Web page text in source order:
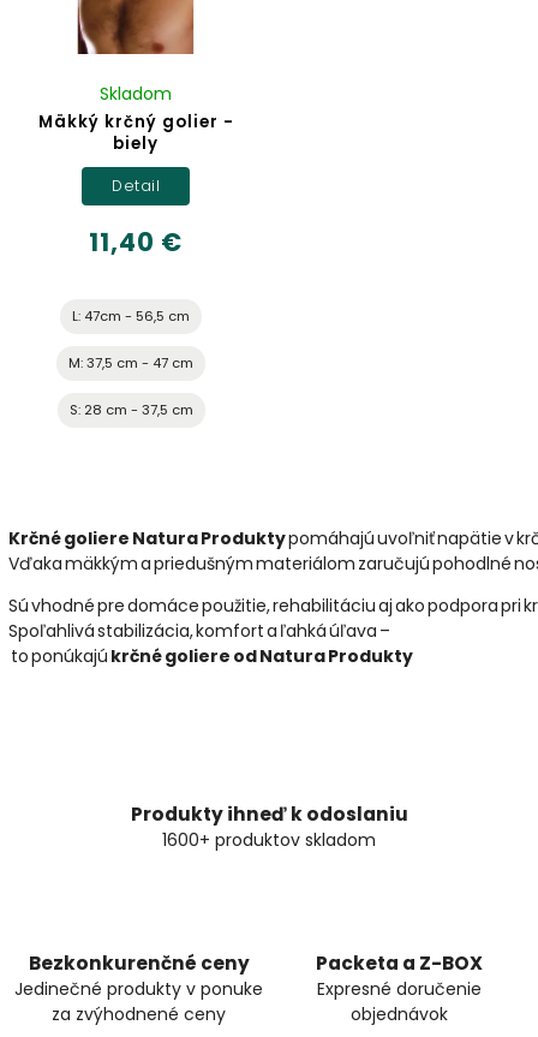
Mäkký krčný golier -
biely
Skladom
11,40 €
Detail
L: 47cm - 56,5 cm
M: 37,5 cm - 47 cm
S: 28 cm - 37,5 cm
Krčné goliere Natura Produktypomáhajú uvoľniť napätie v
Vďaka mäkkým a priedušným materiálom zaručujú pohodlné
Sú vhodné pre domáce použitie, rehabilitáciu aj ako podpora pri
Spoľahlivá stabilizácia, komfort a ľahká úľava –
to ponúkajú krčné goliere od Natura Produkty
Produkty ihneď k odoslaniu
1600+ produktov skladom
Bezkonkurenčné ceny
Jedinečné produkty v ponuke
za zvýhodnené ceny
Packeta a Z-BOX
Expresné doručenie
objednávok